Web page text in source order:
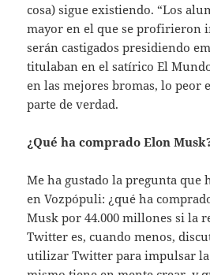
cosa) sigue existiendo. “Los
mayor en el que se profirieron
serán castigados presidiendo
titulaban en el satírico El
en las mejores bromas, lo peor
parte de verdad.
¿Qué ha comprado Elon
Me ha gustado la pregunta que
en Vozpópuli: ¿qué ha
Musk por 44.000 millones si la
Twitter es, cuando menos,
utilizar Twitter para impulsar